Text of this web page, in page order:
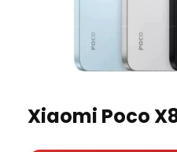
Xiaomi Poco